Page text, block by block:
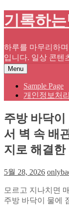
Skip
to
기록하
하루를 마무리하
입니다. 일상 콘텐
Menu
Sample Page
개인정보처
주방 바닥이
서 벽 속 배
지로 해결한
5월 28, 2026
모르고 지나치면
주방 바닥이 물에